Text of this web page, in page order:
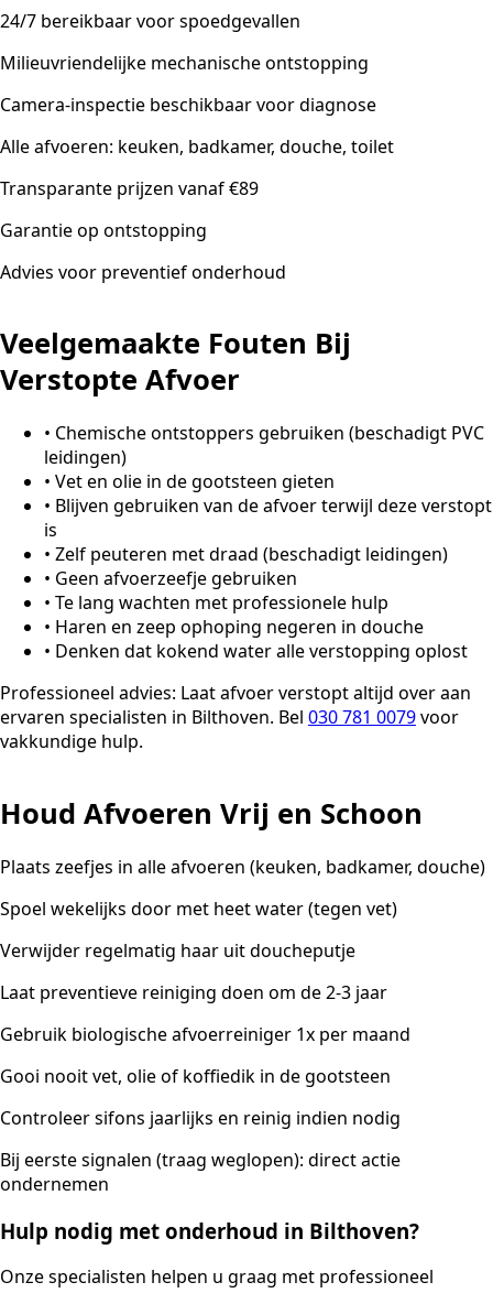
24/7 bereikbaar voor spoedgevallen
Milieuvriendelijke mechanische ontstopping
Camera-inspectie beschikbaar voor diagnose
Alle afvoeren: keuken, badkamer, douche, toilet
Transparante prijzen vanaf €89
Garantie op ontstopping
Advies voor preventief onderhoud
Veelgemaakte Fouten Bij
Verstopte Afvoer
• Chemische ontstoppers gebruiken (beschadigt PVC
leidingen)
• Vet en olie in de gootsteen gieten
• Blijven gebruiken van de afvoer terwijl deze verstopt
is
• Zelf peuteren met draad (beschadigt leidingen)
• Geen afvoerzeefje gebruiken
• Te lang wachten met professionele hulp
• Haren en zeep ophoping negeren in douche
• Denken dat kokend water alle verstopping oplost
Professioneel advies: Laat afvoer verstopt altijd over aan
ervaren specialisten in Bilthoven. Bel 030 781 0079voor
vakkundige hulp.
Houd Afvoeren Vrij en Schoon
Plaats zeefjes in alle afvoeren (keuken, badkamer, douche)
Spoel wekelijks door met heet water (tegen vet)
Verwijder regelmatig haar uit doucheputje
Laat preventieve reiniging doen om de 2-3 jaar
Gebruik biologische afvoerreiniger 1x per maand
Gooi nooit vet, olie of koffiedik in de gootsteen
Controleer sifons jaarlijks en reinig indien nodig
Bij eerste signalen (traag weglopen): direct actie
ondernemen
Hulp nodig met onderhoud in Bilthoven?
Onze specialisten helpen u graag met professioneel